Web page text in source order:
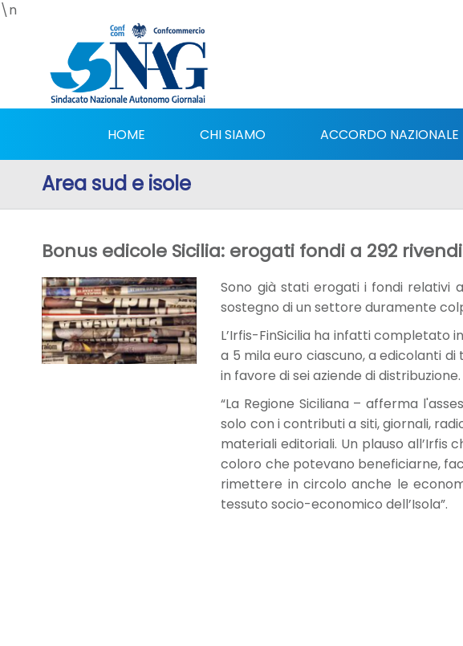
\n
HOME CHI SIAMO ACCORDO NAZIONALE
Area sud e isole
Bonus edicole Sicilia: erogati fondi a 292
Sono già stati erogati i fondi relativi
sostegno di un settore duramente
L’Irfis-FinSicilia ha infatti completato
a 5 mila euro ciascuno, a edicolanti
in favore di sei aziende di distribuzione.
“La Regione Siciliana – afferma
solo con i contributi a siti, giornali,
materiali editoriali. Un plauso all’Irfis
coloro che potevano beneficiarne,
rimettere in circolo anche le
tessuto socio-economico dell’Isola”.